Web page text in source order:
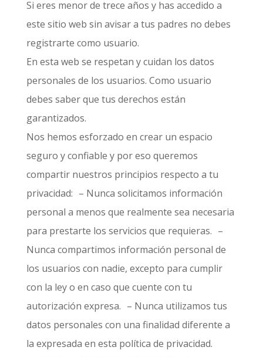
Si eres menor de trece años y has accedido a
este sitio web sin avisar a tus padres no debes
registrarte como usuario.
En esta web se respetan y cuidan los datos
personales de los usuarios. Como usuario
debes saber que tus derechos están
garantizados.
Nos hemos esforzado en crear un espacio
seguro y confiable y por eso queremos
compartir nuestros principios respecto a tu
privacidad: – Nunca solicitamos información
personal a menos que realmente sea necesaria
para prestarte los servicios que requieras. –
Nunca compartimos información personal de
los usuarios con nadie, excepto para cumplir
con la ley o en caso que cuente con tu
autorización expresa. – Nunca utilizamos tus
datos personales con una finalidad diferente a
la expresada en esta política de privacidad.